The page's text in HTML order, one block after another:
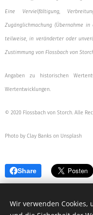
Eine Vervielfältigung,
Zugänglichmachung (Übernahme
teilweise, in veränderter oder
Zustimmung von Flossbach von
Angaben zu historischen
Wertentwicklungen.
© 2020 Flossbach von Storch. Alle
Photo by Clay Banks on Unsplash
Share
Wir verwenden